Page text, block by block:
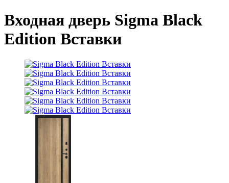
Входная дверь Sigma Black
Edition Вставки